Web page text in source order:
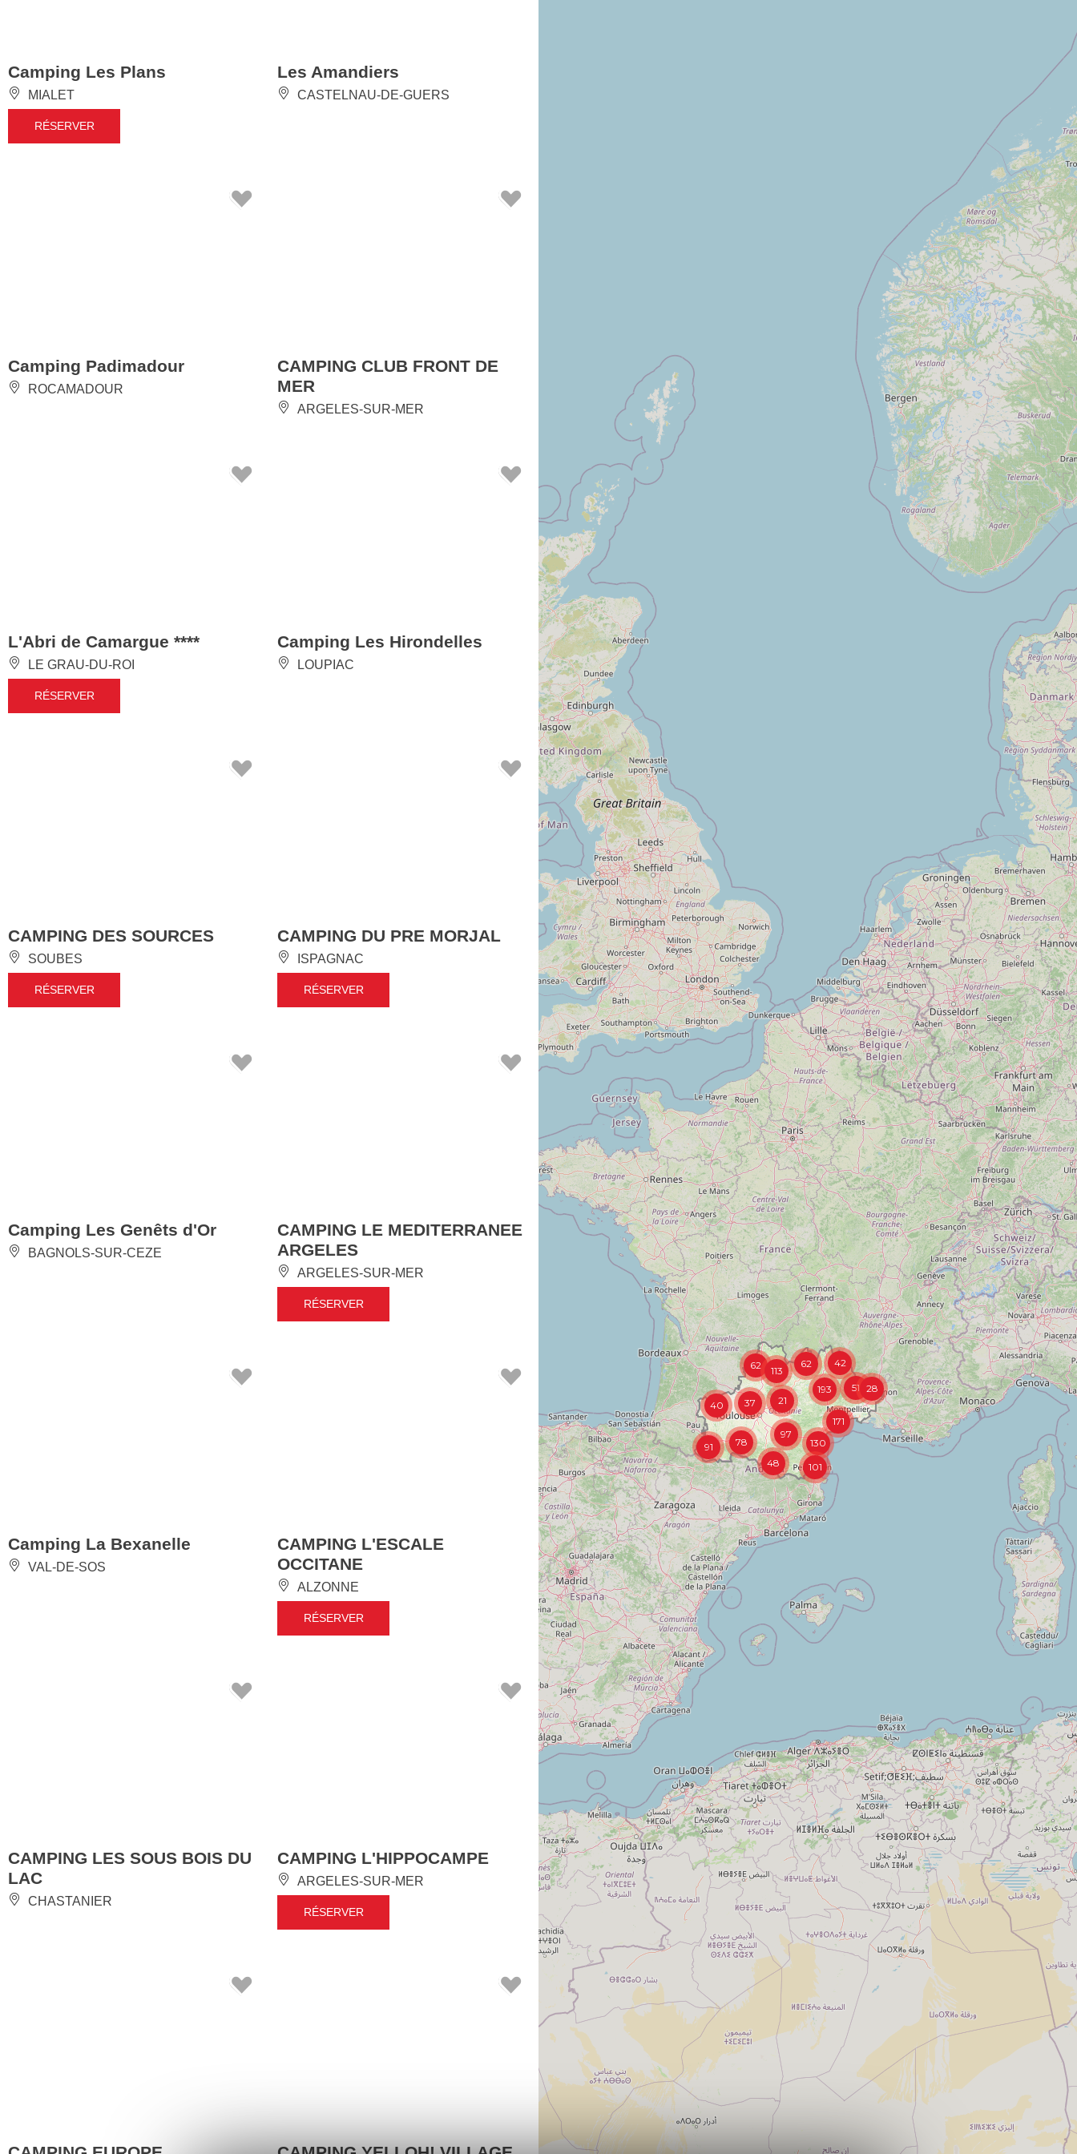
Camping Les Plans
MIALET
RÉSERVER
Les Amandiers
CASTELNAU-DE-GUERS
Camping Padimadour
ROCAMADOUR
CAMPING CLUB FRONT DE
MER
ARGELES-SUR-MER
L'Abri de Camargue ****
LE GRAU-DU-ROI
RÉSERVER
Camping Les Hirondelles
LOUPIAC
CAMPING DES SOURCES
SOUBES
RÉSERVER
CAMPING DU PRE MORJAL
ISPAGNAC
RÉSERVER
Camping Les Genêts d'Or
BAGNOLS-SUR-CEZE
CAMPING LE MEDITERRANEE
ARGELES
ARGELES-SUR-MER
RÉSERVER
Camping La Bexanelle
VAL-DE-SOS
CAMPING L'ESCALE
OCCITANE
ALZONNE
RÉSERVER
CAMPING LES SOUS BOIS DU
LAC
CHASTANIER
CAMPING L'HIPPOCAMPE
ARGELES-SUR-MER
RÉSERVER
62
101
91
51
48
28
130
40
78
37
97
171
21
193
42
62 113